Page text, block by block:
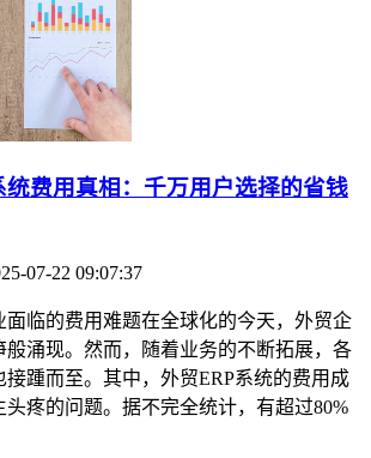
统费用真相：千万用户选择的省钱
07-22 09:07:37
面临的费用难题在全球化的今天，外贸企
般涌现。然而，随着业务的不断拓展，各
接踵而至。其中，外贸ERP系统的费用成
头疼的问题。据不完全统计，有超过80%